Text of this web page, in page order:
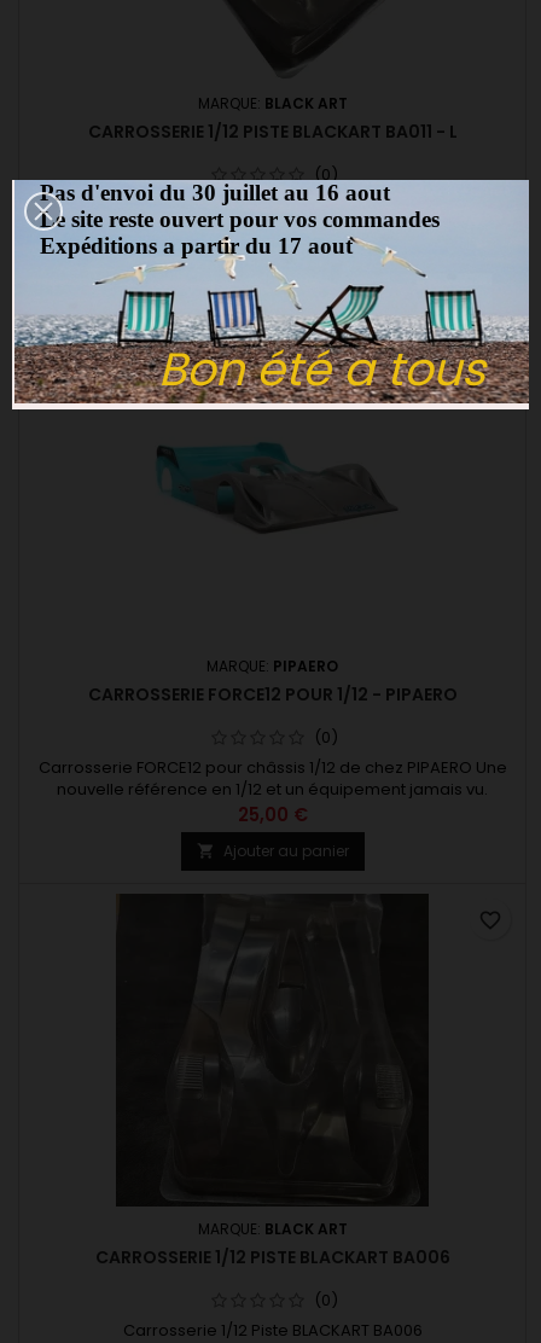
MARQUE: BLACK ART
CARROSSERIE 1/12 PISTE BLACKART BA011 - L
(0)
Carrosserie 1/12 Piste BLACKART BA011 La nouvelle bombe du
célèbre fabricant !!
21,00 €
 Ajouter au panier
Dispo le 26-01-26
MARQUE: PIPAERO
CARROSSERIE FORCE12 POUR 1/12 - PIPAERO
(0)
Carrosserie FORCE12 pour châssis 1/12 de chez PIPAERO Une
nouvelle référence en 1/12 et un équipement jamais vu.
Homologuée EFRA Lexan de 0.5 mm cache vitre pour peinture
autocollants mini renforts a coller
25,00 €
 Ajouter au panier
favorite_border
MARQUE: BLACK ART
CARROSSERIE 1/12 PISTE BLACKART BA006
(0)
Carrosserie 1/12 Piste BLACKART BA006
favorite_border
Bon été a tous
Pas d'envoi du 30 juillet au 16 aout
Le site reste ouvert pour vos commandes
Expéditions a partir du 17 aout